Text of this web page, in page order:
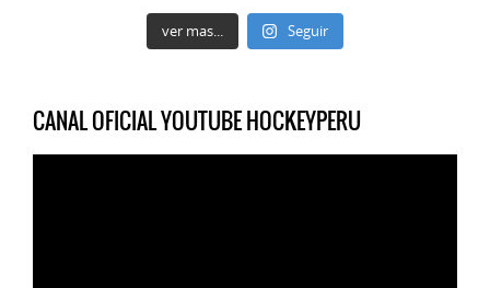
ver mas... Seguir
CANAL OFICIAL YOUTUBE HOCKEYPERU